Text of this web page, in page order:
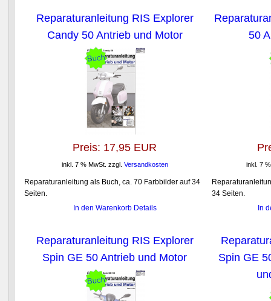
Reparaturanleitung RIS Explorer
Candy 50 Antrieb und Motor
Preis: 17,95 EUR
inkl. 7 % MwSt. zzgl. Versandkosten
Reparaturanleitung als Buch, ca. 70 Farbbilder auf 34
Seiten.
In den Warenkorb Details
50
inkl. 7
34 Seiten.
In
Reparaturanleitung RIS Explorer
Spin GE 50 Antrieb und Motor
Spin GE